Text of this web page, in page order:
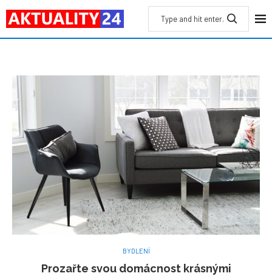
BYDLENÍ
Prozařte svou domácnost krásnými